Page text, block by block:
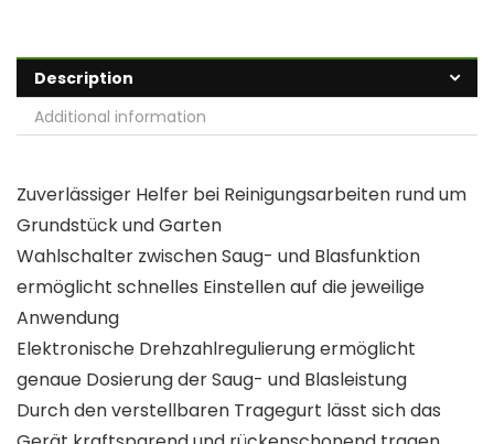
Description
Additional information
Zuverlässiger Helfer bei Reinigungsarbeiten rund um
Grundstück und Garten
Wahlschalter zwischen Saug- und Blasfunktion
ermöglicht schnelles Einstellen auf die jeweilige
Anwendung
Elektronische Drehzahlregulierung ermöglicht
genaue Dosierung der Saug- und Blasleistung
Durch den verstellbaren Tragegurt lässt sich das